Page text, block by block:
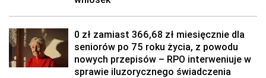
0 zł zamiast 366,68 zł miesięcznie dla
seniorów po 75 roku życia, z powodu
nowych przepisów – RPO interweniuje w
sprawie iluzorycznego świadczenia